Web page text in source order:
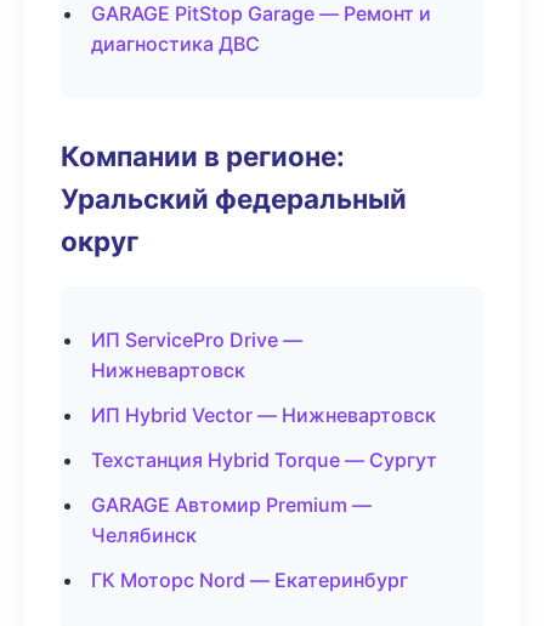
GARAGE PitStop Garage — Ремонт и
диагностика ДВС
Компании в регионе:
Уральский федеральный
округ
ИП ServicePro Drive —
Нижневартовск
ИП Hybrid Vector — Нижневартовск
Техстанция Hybrid Torque — Сургут
GARAGE Автомир Premium —
Челябинск
ГК Моторс Nord — Екатеринбург